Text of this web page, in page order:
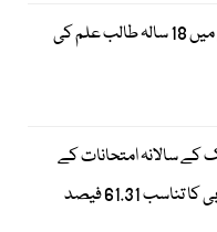
لاہور: نجی یونیورسٹی میں 18 سالہ طالب علم کی
کے سالانہ امتحانات کے
61.31 فیصد